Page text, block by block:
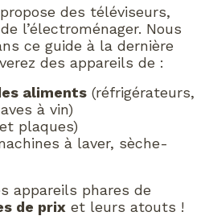
des téléviseurs,
l’électroménager. Nous
ce guide à la dernière
des appareils de :
aliments (réfrigérateurs,
à vin)
plaques)
à laver, sèche-
appareils phares de
de prix et leurs atouts !